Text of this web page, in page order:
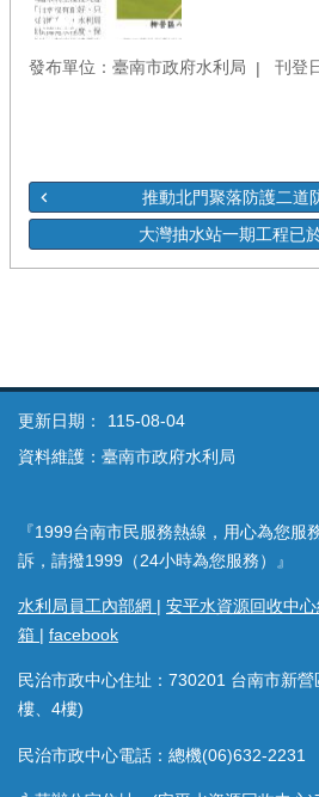
發布單位：臺南市政府水利局 刊登
推動北門聚落防護二道
大灣抽水站一期工程已
更新日期：
115-08-04
資料維護：臺南市政府水利局
『1999台南市民服務熱線，用心為您服
訴，請撥1999（24小時為您服務）』
水利局員工內部網 | 安平水資源回收中
箱 | facebook
民治市政中心住址：730201 台南市新
樓、4樓)
民治市政中心電話：總機(06)632-2231